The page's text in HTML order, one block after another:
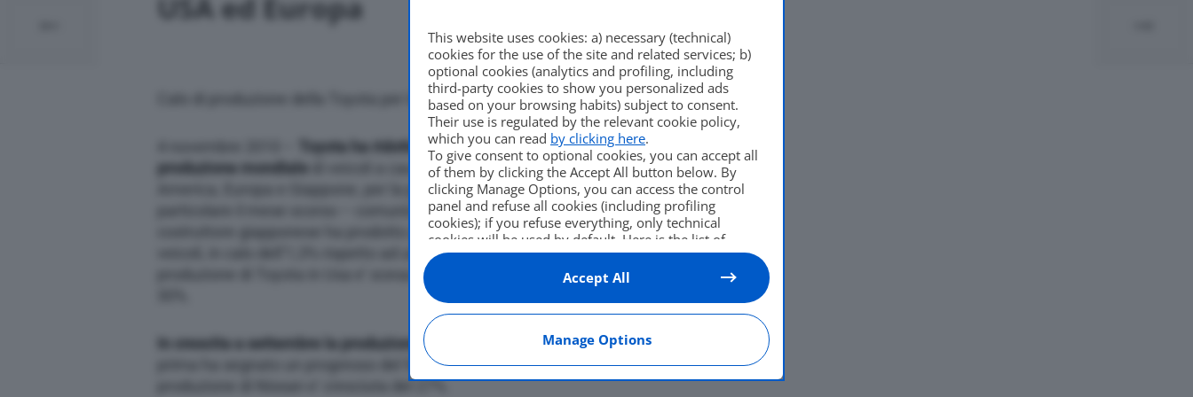
Diadminuser
25 Ottobre 2010
Calo di produzione della Toyota per la prima volta in 12 mesi
Toyota ha ridotto a settembre la
produzione mondiale
di veicoli a causa della flessione in Nord
America, Europa e Giappone, per la prima volta in 12 mesi. In
particolare il mese scorso – comunica una nota – il
costruttore giapponese ha prodotto globalmente 672.604
veicoli, in calo dell’1,3% rispetto ad un anno fa. Mentre la
produzione di Toyota in Usa e’ scesa del 16% ed in Europa del
In crescita a settembre la produzionedi Honda e Nissan: la
prima ha segnato un progresso del 9,2%, mentre la
produzione di Nissan e’ cresciuta del 27%.
This website uses cookies: a) necessary (technical)
cookies for the use of the site and related services; b)
optional cookies (analytics and profiling, including
third-party cookies to show you personalized ads
based on your browsing habits) subject to consent.
Their use is regulated by the relevant cookie policy,
which you can read by clicking here.
To give consent to optional cookies, you can accept all
of them by clicking the Accept All button below. By
clicking Manage Options, you can access the control
panel and refuse all cookies (including profiling
cookies); if you refuse everything, only technical
cookies will be used by default. Here is the list of
providers. Cookie consent will be stored and applied
also to the other websites of Editoriale Nazionale and
their subdomains. By expressing your choice on this
site, you will therefore not be asked again on other
Editoriale Nazionale websites that use the same
consent management platform (CMP). You can still
modify or withdraw your choice at any time through
Manage Options
Accept All